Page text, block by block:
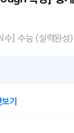
수] 수능 (실력완성)
기